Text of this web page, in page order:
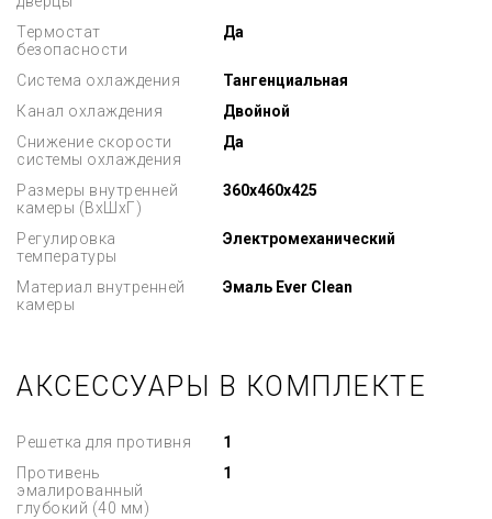
Термостат
безопасности
Да
Система охлаждения
Тангенциальная
Канал охлаждения
Двойной
Снижение скорости
системы охлаждения
Да
Размеры внутренней
камеры (ВхШхГ)
360x460x425
Регулировка
температуры
Электромеханический
Материал внутренней
камеры
Эмаль Ever Clean
АКСЕССУАРЫ В КОМПЛЕКТЕ
Решетка для противня
1
Противень
эмалированный
глубокий (40 мм)
1